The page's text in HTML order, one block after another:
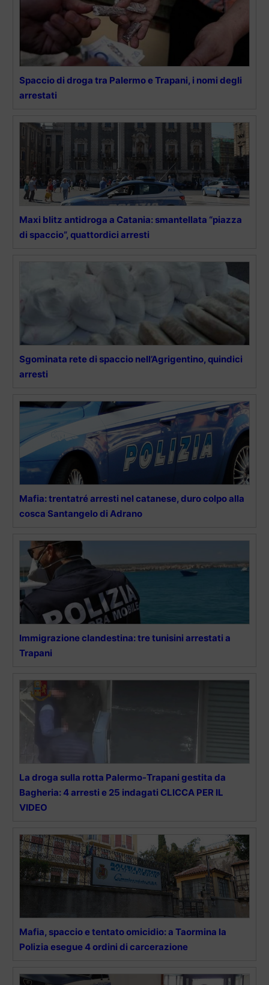
Spaccio di droga tra Palermo e Trapani, i nomi degli
arrestati
Maxi blitz antidroga a Catania: smantellata “piazza
di spaccio”, quattordici arresti
Sgominata rete di spaccio nell’Agrigentino, quindici
arresti
Mafia: trentatré arresti nel catanese, duro colpo alla
cosca Santangelo di Adrano
Immigrazione clandestina: tre tunisini arrestati a
Trapani
La droga sulla rotta Palermo-Trapani gestita da
Bagheria: 4 arresti e 25 indagati CLICCA PER IL
VIDEO
Mafia, spaccio e tentato omicidio: a Taormina la
Polizia esegue 4 ordini di carcerazione